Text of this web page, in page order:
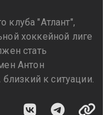
"Атлант",
хоккейной лиге
стать
Антон
к ситуации.